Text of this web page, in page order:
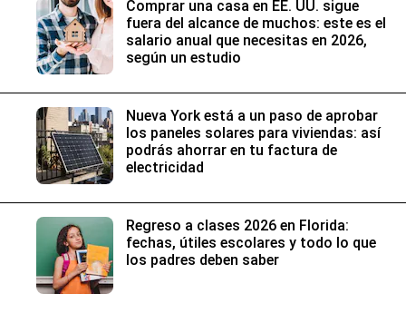
Comprar una casa en EE. UU. sigue
fuera del alcance de muchos: este es el
salario anual que necesitas en 2026,
según un estudio
Nueva York está a un paso de aprobar
los paneles solares para viviendas: así
podrás ahorrar en tu factura de
electricidad
Regreso a clases 2026 en Florida:
fechas, útiles escolares y todo lo que
los padres deben saber